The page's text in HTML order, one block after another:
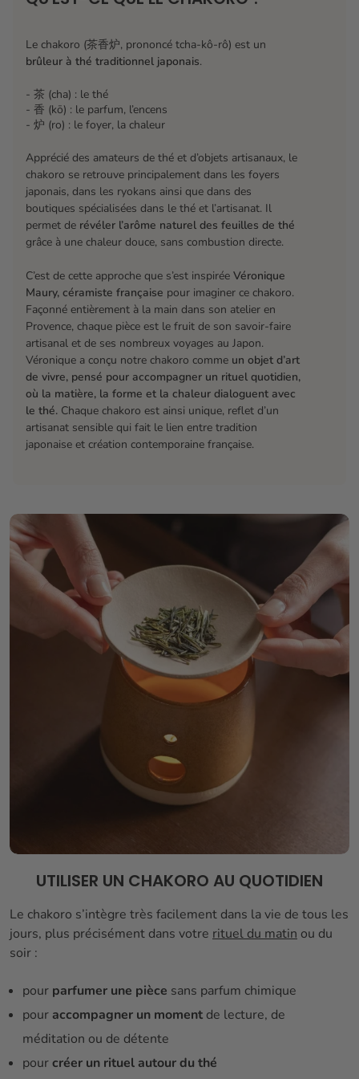
Si quelques feuilles sont encore vertes, c’est
quelques minutes. Vous pouvez dès à présent
infuser le thé grillé 3 min 30 à 4 min dans une eau à
Votre thé hojicha à infuser est prêt : un thé grillé,
rond, boisé et chaleureux. Si vous souhaitez
conserver le thé grillé pour plus tard, placez-le dans
un contenant opaque et hermétique, et
consommez-le dans les 10 jours pour préserver ses
arômes et saveurs.
⚠️Sécurité: ne pas déplacer le chakoro lorsqu’il est
doucement face à l’un des trous latéraux. Patientez
au minimum 10 minutes après avoir éteint le
chakoro avant de le manipuler. Le saisir uniquement
par les zones pleines, jamais par les ouvertures et
de préférence plutôt en bas sur la partie beige.
Utilisez-le sur une surface stable.Tenir hors de
portée des enfants.
Le chakoro (茶香炉, prononcé tcha-kô-rô) est un
brûleur à thé traditionnel japonais.
- 茶 (cha) : le thé
- 香 (kō) : le parfum, l’encens
- 炉 (ro) : le foyer, la chaleur
Apprécié des amateurs de thé et d’objets artisanaux, le
chakoro se retrouve principalement dans les foyers
japonais, dans les ryokans ainsi que dans des
boutiques spécialisées dans le thé et l’artisanat. Il
permet de révéler l’arôme naturel des feuilles de thé
grâce à une chaleur douce, sans combustion directe.
C’est de cette approche que s’est inspirée Véronique
Maury, céramiste française pour imaginer ce chakoro.
Façonné entièrement à la main dans son atelier en
Provence, chaque pièce est le fruit de son savoir-faire
artisanal et de ses nombreux voyages au Japon.
Véronique a conçu notre chakoro comme un objet d’art
de vivre, pensé pour accompagner un rituel quotidien,
où la matière, la forme et la chaleur dialoguent avec
le thé. Chaque chakoro est ainsi unique, reflet d’un
artisanat sensible qui fait le lien entre tradition
japonaise et création contemporaine française.
UTILISER UN CHAKORO AU QUOTIDIEN
Le chakoro s’intègre très facilement dans la vie de tous les
jours, plus précisément dans votre rituel du matin ou du
soir :
pour parfumer une pièce sans parfum chimique
pour accompagner un moment de lecture, de
méditation ou de détente
pourcréer un rituel autour du thé